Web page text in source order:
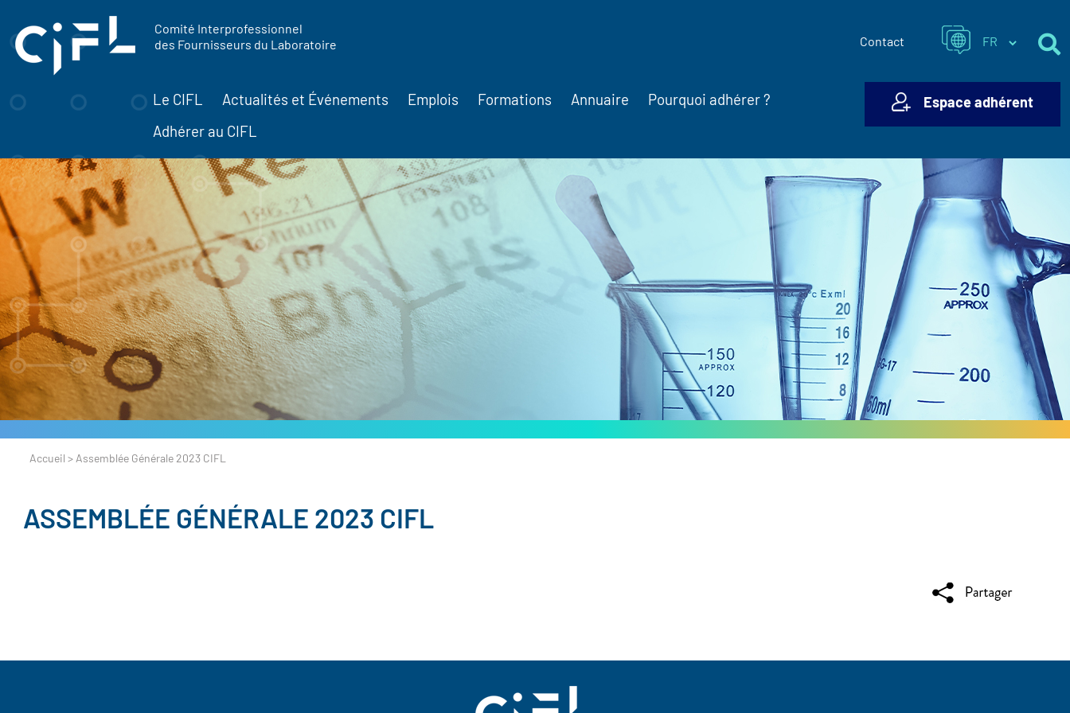
Comité Interprofessionnel
des Fournisseurs du Laboratoire
Contact
Le CIFL Actualités et Événements Emplois Formations Annuaire Pourquoi adhérer ?
Adhérer au CIFL
Espace adhérent
Accueil > Assemblée Générale 2023 CIFL
ASSEMBLÉE GÉNÉRALE 2023 CIFL